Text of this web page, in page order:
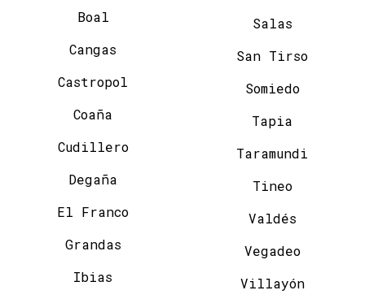
Boal
Cangas
Castropol
Coaña
Cudillero
Degaña
El Franco
Grandas
Ibias
Salas
San Tirso
Somiedo
Tapia
Taramundi
Tineo
Valdés
Vegadeo
Villayón